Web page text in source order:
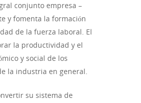
conjunto empresa –
y fomenta la formación
de la fuerza laboral. El
la productividad y el
y social de los
la industria en general.
su sistema de